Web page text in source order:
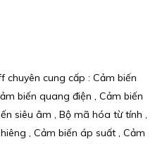
chuyên cung cấp : Cảm biến
biến quang điện , Cảm biến
siêu âm , Bộ mã hóa từ tính ,
, Cảm biến áp suất , Cảm